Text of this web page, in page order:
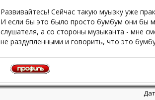
Развивайтесь! Сейчас такую муызку уже
И если бы это было просто бумбум они бы
слушателя, а со стороны музыканта - мне
не раздупленными и говорить, что это